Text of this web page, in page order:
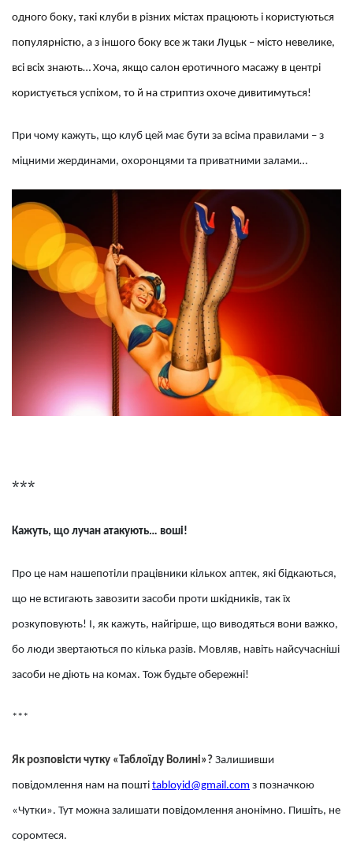
одного боку, такі клуби в різних містах працюють і користуються
популярністю, а з іншого боку все ж таки Луцьк – місто невелике,
всі всіх знають… Хоча, якщо салон еротичного масажу в центрі
користується успіхом, то й на стриптиз охоче дивитимуться!
При чому кажуть, що клуб цей має бути за всіма правилами – з
міцними жердинами, охоронцями та приватними залами…
***
Кажуть, що лучан атакують… воші!
Про це нам нашепотіли працівники кількох аптек, які бідкаються,
що не встигають завозити засоби проти шкідників, так їх
розкуповують! І, як кажуть, найгірше, що виводяться вони важко,
бо люди звертаються по кілька разів. Мовляв, навіть найсучасніші
засоби не діють на комах. Тож будьте обережні!
***
Як розповісти чутку «Таблоїду Волині»? Залишивши
повідомлення нам на пошті tabloyid@gmail.com з позначкою
«Чутки». Тут можна залишати повідомлення анонімно. Пишіть, не
соромтеся.